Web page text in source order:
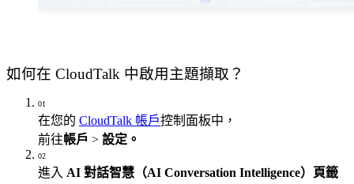
如何在 CloudTalk 中啟用主題擷取？
01
在您的 CloudTalk 帳戶控制面板中，
前往帳戶 > 設定。
02
進入 AI 對話智慧（AI Conversation Intelligence）頁籤